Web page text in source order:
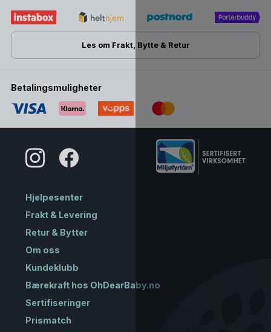
Les om Frakt, Bytte & Retur
Betalingsmuligheter
Hjelpesenter
Frakt & Levering
Retur & Bytter
Om oss
Kundeklubb
Bærekraft hos OhDearBaby.no
Sertifiseringer
Prismatch